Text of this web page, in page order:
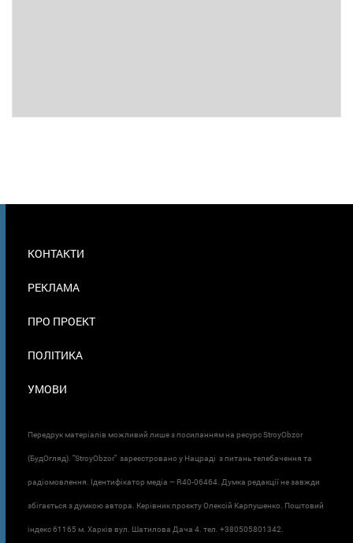
В
КОНТАКТИ
РЕКЛАМА
ПРО ПРОЕКТ
ПОЛІТИКА
УМОВИ
Передрук матеріалів можливий лише з посиланням на ресурс StroyObzor
(БудОгляд). "StroyObzor" зареєстровано у Нацраді з питань телебачення та
радіомовлення. Ідентифікатор медіа – R40-06464. Думка редакції не завжди
збігається з думкою автора. Керівник проєкту Олексій Карпушенко. Поштовий
індекс 61165 м. Харків вул. Шатилова Дача 4. тел. +380505801342.